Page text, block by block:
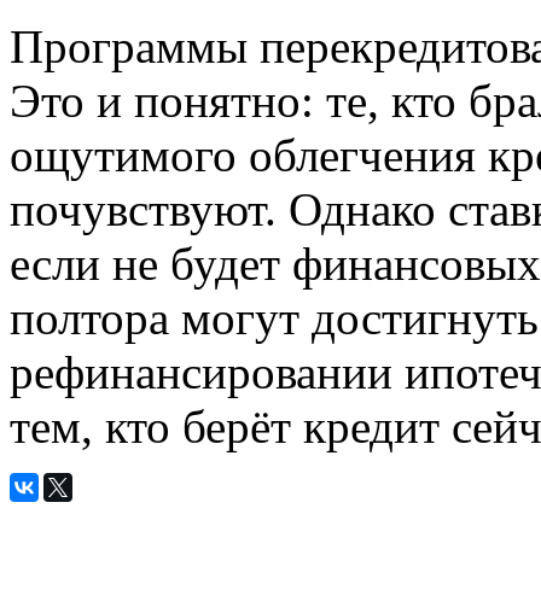
Программы
Это и понятно: те, кто
ощутимого облегчения
почувствуют. Однако
если не будет
полтора могут
рефинансировании
тем, кто берёт кредит